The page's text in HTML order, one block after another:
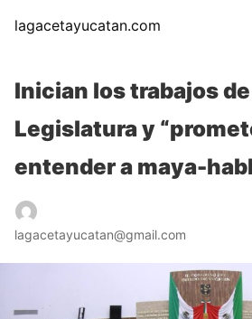
lagacetayucatan.com
Inician los trabajos
Legislatura y
entender a maya-
lagacetayucatan@gmail.com